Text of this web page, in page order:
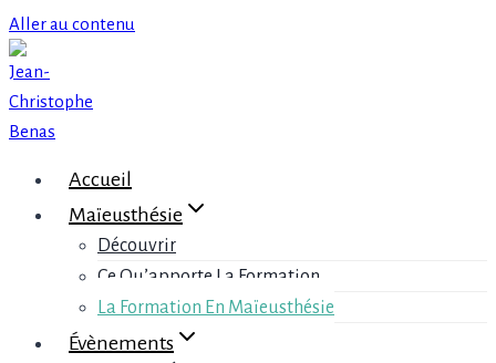
Aller au contenu
Accueil
Maïeusthésie
Découvrir
Ce Qu’apporte La Formation
La Formation En Maïeusthésie
Évènements